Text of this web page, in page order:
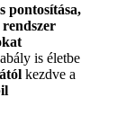
pontosítása,
rendszer
is életbe
kezdve a